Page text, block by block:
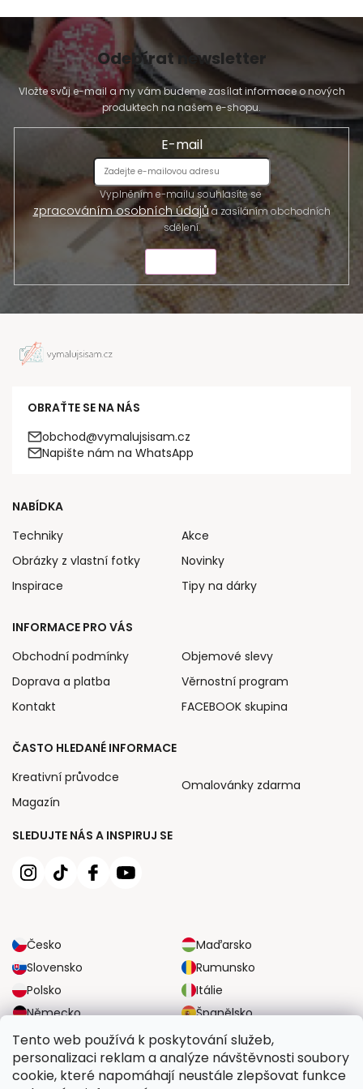
Tento web používá k poskytování služeb,
personalizaci reklam a analýze návštěvnosti soubory
cookie, které napomáhají neustále zlepšovat funkce
u
Odebírat newsletter
Vložte svůj e-mail a my vám budeme zasílat informace o nových
produktech na našem e-shopu.
E-mail
Vyplněním e-mailu souhlasíte se
zpracováním osobních údajůa zasíláním obchodních
sdělení.
OBRAŤTE SE NA NÁS
obchod@vymalujsisam.cz
Napište nám na WhatsApp
SLEDUJTE NÁS A INSPIRUJ SE
Česko
Maďarsko
Slovensko
Rumunsko
Polsko
Itálie
Německo
Španělsko
Velká Británie
Rakousko
NABÍDKA
Techniky
Obrázky z vlastní fotky
Inspirace
Akce
Novinky
Tipy na dárky
INFORMACE PRO VÁS
Obchodní podmínky
Doprava a platba
Kontakt
Objemové slevy
Věrnostní program
FACEBOOK skupina
ČASTO HLEDANÉ INFORMACE
Kreativní průvodce
Magazín
Omalovánky zdarma
SPOLEHLIVÉ MOŽNOSTI DOPRAVY